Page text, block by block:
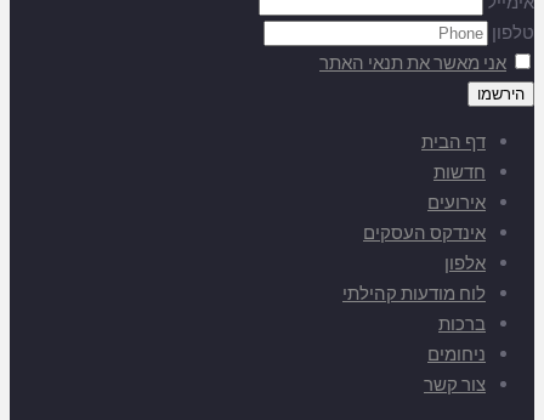
טלפון
אני מאשר את תנאי האתר
דף הבית
חדשות
אירועים
אינדקס העסקים
אלפון
לוח מודעות קהילתי
ברכות
ניחומים
צור קשר